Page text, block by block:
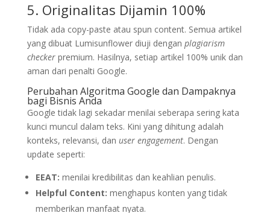
5. Originalitas Dijamin 100%
Tidak ada copy-paste atau spun content. Semua artikel
yang dibuat Lumisunflower diuji dengan plagiarism
checkerpremium. Hasilnya, setiap artikel 100% unik dan
aman dari penalti Google.
Perubahan Algoritma Google dan Dampaknya
bagi Bisnis Anda
Google tidak lagi sekadar menilai seberapa sering kata
kunci muncul dalam teks. Kini yang dihitung adalah
konteks, relevansi, dan user engagement. Dengan
update seperti:
EEAT: menilai kredibilitas dan keahlian penulis.
Helpful Content: menghapus konten yang tidak
memberikan manfaat nyata.